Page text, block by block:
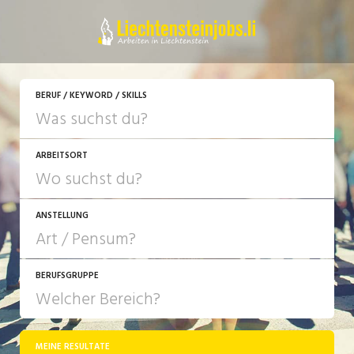
BERUF / KEYWORD / SKILLS
ARBEITSORT
ANSTELLUNG
JOB-TYP
Festanstellung
BERUFSGRUPPE
MEINE RESULTATE
JETZT BEWERBEN